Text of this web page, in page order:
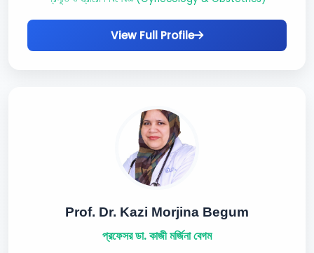
View Full Profile
Prof. Dr. Kazi Morjina Begum
প্রফেসর ডা. কাজী মর্জিনা বেগম